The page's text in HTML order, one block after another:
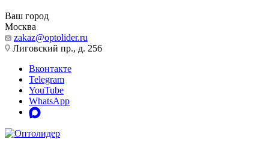
Ваш город
Москва
zakaz@optolider.ru
Лиговский пр., д. 256
Вконтакте
Telegram
YouTube
WhatsApp